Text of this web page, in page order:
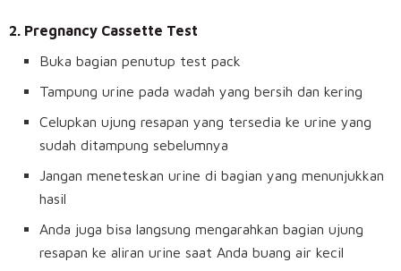
2. Pregnancy Cassette Test
Buka bagian penutup test pack
Tampung urine pada wadah yang bersih dan kering
Celupkan ujung resapan yang tersedia ke urine yang
sudah ditampung sebelumnya
Jangan meneteskan urine di bagian yang menunjukkan
hasil
Anda juga bisa langsung mengarahkan bagian ujung
resapan ke aliran urine saat Anda buang air kecil